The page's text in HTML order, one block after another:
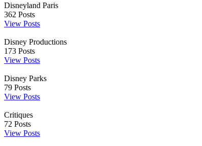
Disneyland Paris
362 Posts
View Posts
Disney Productions
173 Posts
View Posts
Disney Parks
79 Posts
View Posts
Critiques
72 Posts
View Posts